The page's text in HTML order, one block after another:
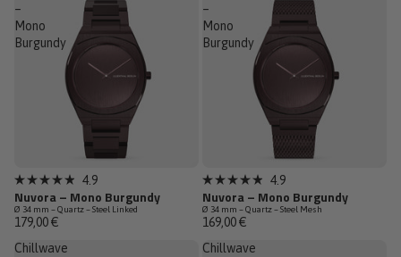
–
Mono
Burgundy
Nouveauté
Dernières pièces
Noté
4.9
sur
5
étoiles
4.9
Nuvora – Mono Burgundy
Ø 34 mm – Quartz – Steel Linked
179,00 €
–
Mono
Burgundy
Nouveauté
Dernières pièces
Noté
4.9
sur
5
étoiles
4.9
Nuvora – Mono Burgundy
Ø 34 mm – Quartz – Steel Mesh
169,00 €
Chillwave
Chillwave